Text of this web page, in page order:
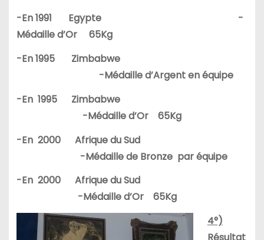
-En 1991 Egypte -
Médaille d’Or 65Kg
-En 1995 Zimbabwe
-Médaille d’Argent en équipe
-En 1995 Zimbabwe
-Médaille d’Or 65Kg
-En 2000 Afrique du Sud
-Médaille de Bronze par équipe
-En 2000 Afrique du Sud
-Médaille d’Or 65Kg
4°)